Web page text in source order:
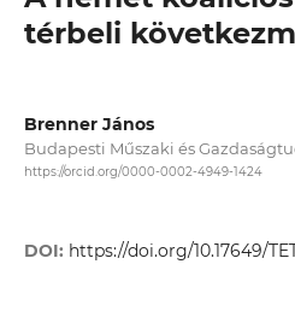
térbeli
Brenner János
Budapesti Műszaki és
https://orcid.org/0000-0002-4949-1424
DOI: https://doi.org/10.17649/